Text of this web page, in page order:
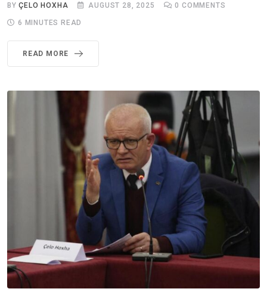
BYÇELO HOXHA AUGUST 28, 2025 0 COMMENTS
6 MINUTES READ
READ MORE